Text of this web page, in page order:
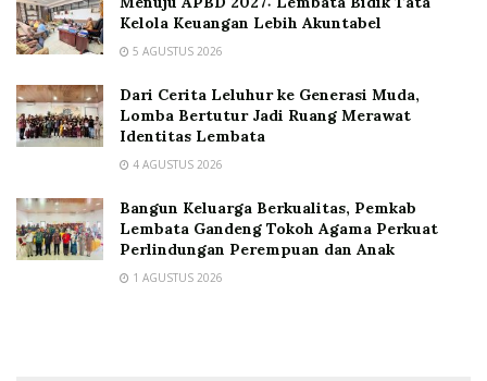
Kelola Keuangan Lebih Akuntabel
5 AGUSTUS 2026
Dari Cerita Leluhur ke Generasi Muda,
Lomba Bertutur Jadi Ruang Merawat
Identitas Lembata
4 AGUSTUS 2026
Bangun Keluarga Berkualitas, Pemkab
Lembata Gandeng Tokoh Agama Perkuat
Perlindungan Perempuan dan Anak
1 AGUSTUS 2026